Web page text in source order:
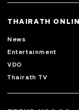
THAIRATH
News
Entertainment
VDO
Thairath TV